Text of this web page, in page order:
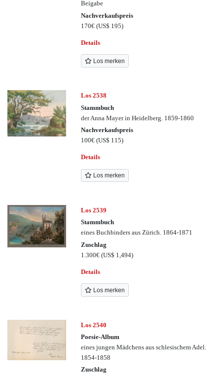
Beigabe
Nachverkaufspreis
170€(US$ 195)
Details
Los merken
Los 2538
Stammbuch
der Anna Mayer in Heidelberg. 1859-1860
Nachverkaufspreis
100€(US$ 115)
Details
Los merken
Los 2539
Stammbuch
eines Buchbinders aus Zürich. 1864-1871
Zuschlag
1.300€(US$ 1,494)
Details
Los merken
Los 2540
Poesie-Album
eines jungen Mädchens aus schlesischem Adel.
1854-1858
Zuschlag